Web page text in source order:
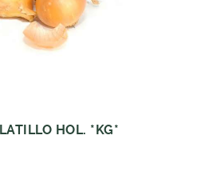
HOL. *KG*